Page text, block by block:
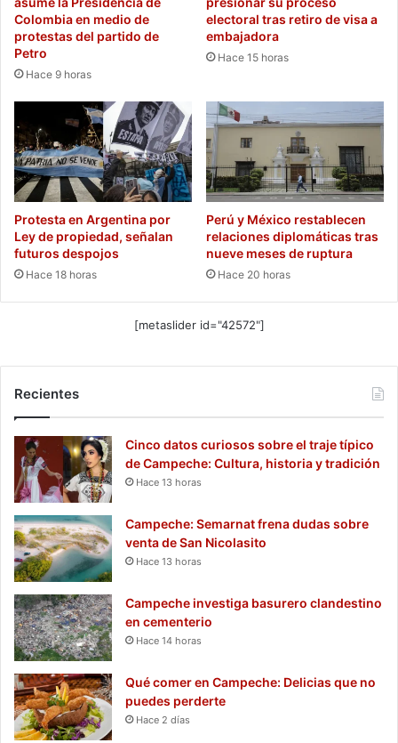
Colombia en medio de
protestas del partido de
Petro
Hace 9 horas
electoral tras retiro de visa a
embajadora
Hace 15 horas
Protesta en Argentina por
Ley de propiedad, señalan
futuros despojos
Hace 18 horas
Perú y México restablecen
relaciones diplomáticas tras
nueve meses de ruptura
Hace 20 horas
[metaslider id="42572"]
Recientes
Cinco datos curiosos sobre el traje típico
de Campeche: Cultura, historia y tradición
Hace 13 horas
Campeche: Semarnat frena dudas sobre
venta de San Nicolasito
Hace 13 horas
Campeche investiga basurero clandestino
en cementerio
Hace 14 horas
Qué comer en Campeche: Delicias que no
puedes perderte
Hace 2 días